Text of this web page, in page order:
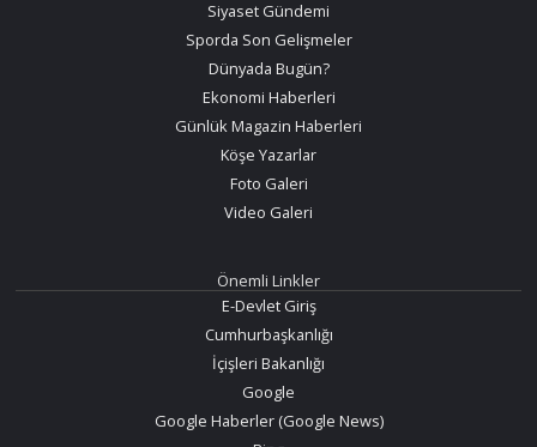
Siyaset Gündemi
Sporda Son Gelişmeler
Dünyada Bugün?
Ekonomi Haberleri
Günlük Magazin Haberleri
Köşe Yazarlar
Foto Galeri
Video Galeri
Önemli Linkler
E-Devlet Giriş
Cumhurbaşkanlığı
İçişleri Bakanlığı
Google
Google Haberler (Google News)